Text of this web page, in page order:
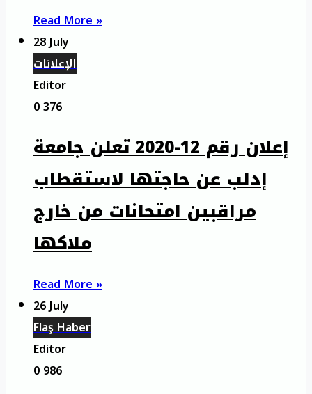
Read More »
28 July
الإعلانات
Editor
0376
إعلان رقم 12-2020 تعلن جامعة
إدلب عن حاجتها لاستقطاب
مراقبين امتحانات من خارج
ملاكها
Read More »
26 July
Flaş Haber
Editor
0986